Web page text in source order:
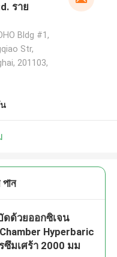
ราย
Bldg #1,
Str,
201103,
ดด้วยออกซิเจน
Hyperbaric
ซึมเศร้า 2000 มม